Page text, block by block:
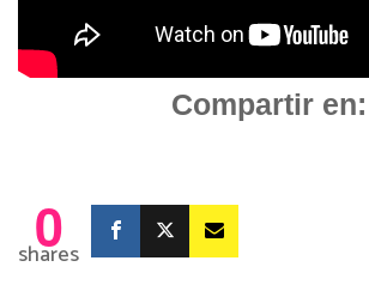
Compartir en:
0
shares